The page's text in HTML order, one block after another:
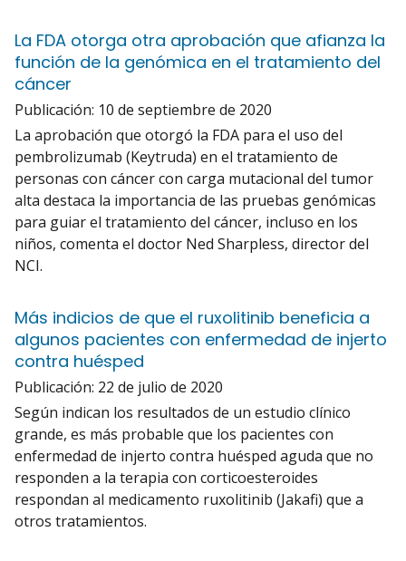
La FDA otorga otra aprobación que afianza la
función de la genómica en el tratamiento del
cáncer
Publicación: 10 de septiembre de 2020
La aprobación que otorgó la FDA para el uso del
pembrolizumab (Keytruda) en el tratamiento de
personas con cáncer con carga mutacional del tumor
alta destaca la importancia de las pruebas genómicas
para guiar el tratamiento del cáncer, incluso en los
niños, comenta el doctor Ned Sharpless, director del
NCI.
Más indicios de que el ruxolitinib beneficia a
algunos pacientes con enfermedad de injerto
contra huésped
Publicación: 22 de julio de 2020
Según indican los resultados de un estudio clínico
grande, es más probable que los pacientes con
enfermedad de injerto contra huésped aguda que no
responden a la terapia con corticoesteroides
respondan al medicamento ruxolitinib (Jakafi) que a
otros tratamientos.